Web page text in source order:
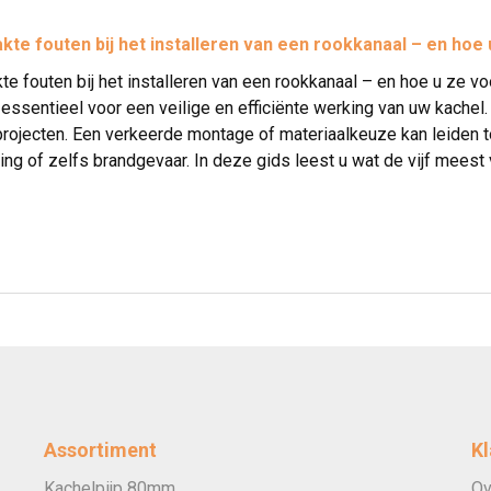
fouten bij het installeren van een rookkanaal – en
fouten bij het installeren van een rookkanaal – en hoe u ze
voor een veilige en efficiënte werking van uw
Een verkeerde montage of materiaalkeuze kan leiden
of zelfs brandgevaar. In deze gids leest u wat de vijf
Assortiment